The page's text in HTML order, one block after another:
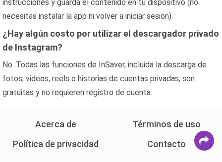
instrucciones y guarda el contenido en tu dispositivo (no
necesitas instalar la app ni volver a iniciar sesión).
¿Hay algún costo por utilizar el descargador privado
de Instagram?
No. Todas las funciones de InSaver, incluida la descarga de
fotos, videos, reels o historias de cuentas privadas, son
gratuitas y no requieren registro de cuenta.
Acerca de
Términos de uso
Política de privacidad
Contacto